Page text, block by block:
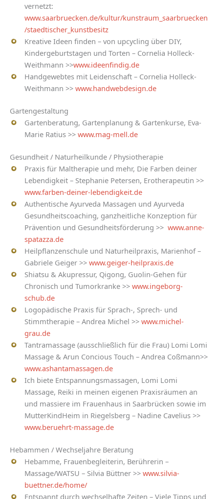
vernetzt:
www.saarbruecken.de/kultur/kunstraum_saarbruecken
/staedtischer_kunstbesitz
Kreative Ideen finden – von upcycling über DIY,
Kindergeburtstagen und Torten – Cornelia Holleck-
Weithmann >>www.ideenfindig.de
Handgewebtes mit Leidenschaft – Cornelia Holleck-
Weithmann >> www.handwebdesign.de
Gartengestaltung
Gartenberatung, Gartenplanung & Gartenkurse, Eva-
Marie Ratius >> www.mag-mell.de
Gesundheit / Naturheilkunde / Physiotherapie
Praxis für Maltherapie und mehr, Die Farben deiner
Lebendigkeit – Stephanie Petersen, Erotherapeutin >>
www.farben-deiner-lebendigkeit.de
Authentische Ayurveda Massagen und Ayurveda
Gesundheitscoaching, ganzheitliche Konzeption für
Prävention und Gesundheitsförderung >> www.anne-
spatazza.de
Heilpflanzenschule und Naturheilpraxis, Marienhof –
Gabriele Geiger >> www.geiger-heilpraxis.de
Shiatsu & Akupressur, Qigong, Guolin-Gehen für
Chronisch und Tumorkranke >> www.ingeborg-
schub.de
Logopädische Praxis für Sprach-, Sprech- und
Stimmtherapie – Andrea Michel >> www.michel-
grau.de
Tantramassage (ausschließlich für die Frau) Lomi Lomi
Massage & Arun Concious Touch – Andrea Coßmann>>
www.ashantamassagen.de
Ich biete Entspannungsmassagen, Lomi Lomi
Massage, Reiki in meinen eigenen Praxisräumen an
und massiere im Frauenhaus in Saarbrücken sowie im
MutterKindHeim in Riegelsberg – Nadine Cavelius >>
www.beruehrt-massage.de
Hebammen / Wechseljahre Beratung
Hebamme, Frauenbegleiterin, Berührerin –
Massage/WATSU – Silvia Büttner >> www.silvia-
buettner.de/home/
Entspannt durch wechselhafte Zeiten – Viele Tipps und